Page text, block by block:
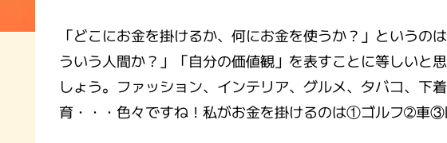
「どこにお金を掛けるか、何にお金を使うか？」というの
ういう人間か？」「自分の価値観」を表すことに等しいと
しょう。ファッション、インテリア、グルメ、タバコ、下
育・・・色々ですね！私がお金を掛けるのは①ゴルフ➁車③